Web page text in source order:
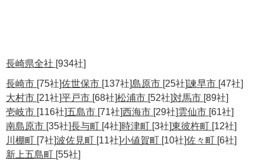
長崎県全社 [934社]
長崎市 [75社]佐世保市 [137社]島原市 [25社]諫早市 [47社]
大村市 [21社]平戸市 [68社]松浦市 [52社]対馬市 [89社]
壱岐市 [116社]五島市 [71社]西海市 [29社]雲仙市 [61社]
南島原市 [35社]長与町 [4社]時津町 [3社]東彼杵町 [12社]
川棚町 [7社]波佐見町 [11社]小値賀町 [10社]佐々町 [6社]
新上五島町 [55社]